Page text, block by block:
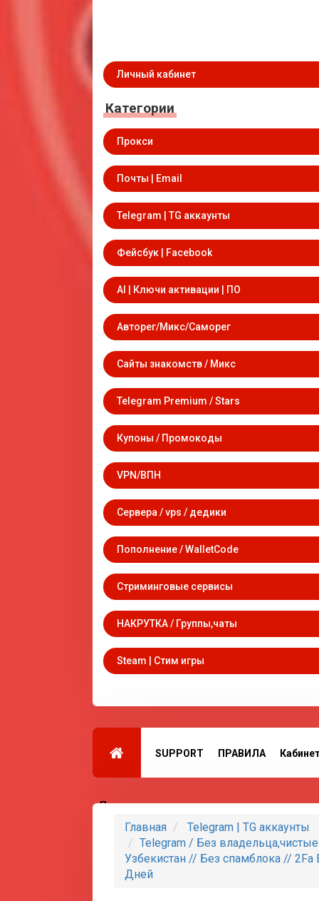
Личный кабинет
Категории
Прокси
Почты | Email
Telegram | TG аккаунты
Фейсбук | Facebook
AI | Ключи активации | ПО
Авторег/Микс/Саморег
Сайты знакомств / Микс
Telegram Premium / Stars
Купоны / Промокоды
VPN/ВПН
Сервера / vps / дедики
Пополнение / WalletCode
Стриминговые сервисы
НАКРУТКА / Группы,чаты
Steam | Стим игры
SUPPORT ПРАВИЛА
Партнеры
Главная
Telegram | TG аккаунты
Telegram / Без
Узбекистан // Без спамблока // 2Fa
Дней